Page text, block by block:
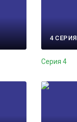
4 СЕРИЯ
Серия 4